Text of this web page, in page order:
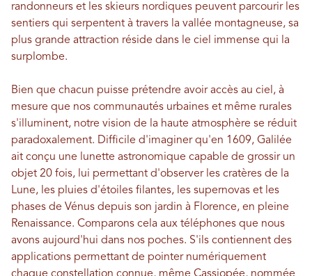
randonneurs et les skieurs nordiques peuvent parcourir les
sentiers qui serpentent à travers la vallée montagneuse, sa
plus grande attraction réside dans le ciel immense qui la
surplombe.
Bien que chacun puisse prétendre avoir accès au ciel, à
mesure que nos communautés urbaines et même rurales
s'illuminent, notre vision de la haute atmosphère se réduit
paradoxalement. Difficile d'imaginer qu'en 1609, Galilée
ait conçu une lunette astronomique capable de grossir un
objet 20 fois, lui permettant d'observer les cratères de la
Lune, les pluies d'étoiles filantes, les supernovas et les
phases de Vénus depuis son jardin à Florence, en pleine
Renaissance. Comparons cela aux téléphones que nous
avons aujourd'hui dans nos poches. S'ils contiennent des
applications permettant de pointer numériquement